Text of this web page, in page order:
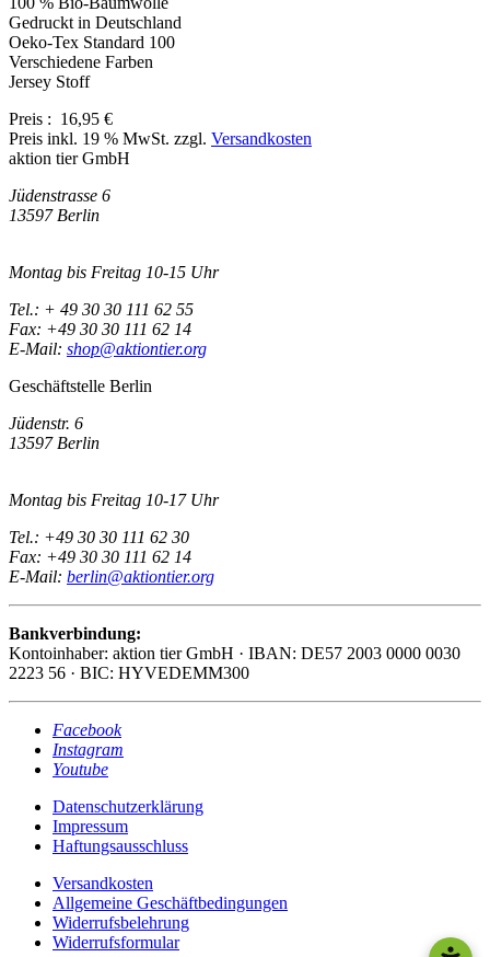
Gedruckt in Deutschland
Oeko-Tex Standard 100
Verschiedene Farben
Jersey Stoff
Preis : 16,95 €
Preis inkl. 19 % MwSt. zzgl. Versandkosten
aktion tier GmbH
Jüdenstrasse 6
13597 Berlin
Montag bis Freitag 10-15 Uhr
Tel.: + 49 30 30 111 62 55
Fax: +49 30 30 111 62 14
E-Mail: shop@aktiontier.org
Geschäftstelle Berlin
Jüdenstr. 6
13597 Berlin
Montag bis Freitag 10-17 Uhr
Tel.: +49 30 30 111 62 30
Fax: +49 30 30 111 62 14
E-Mail: berlin@aktiontier.org
Bankverbindung:
Kontoinhaber: aktion tier GmbH · IBAN: DE57 2003 0000 0030
2223 56 · BIC: HYVEDEMM300
Facebook
Instagram
Youtube
Datenschutzerklärung
Impressum
Haftungsausschluss
Versandkosten
Allgemeine Geschäftbedingungen
Widerrufsbelehrung
Widerrufsformular